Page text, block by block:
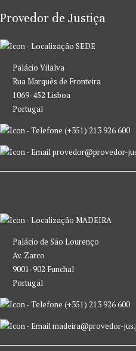
Provedor de Justiça
SEDE
Palácio Vilalva
Rua Marquês de Fronteira
1069-452 Lisboa
Portugal
(+351) 213 926 600
provedor@provedor-
MADEIRA
Palácio de São Lourenço
Av. Zarco
9001-902 Funchal
Portugal
(+351) 213 926 600
madeira@provedor-